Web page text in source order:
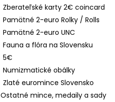
Zberateľské karty 2€ coincard
Pamätné 2-euro Rolky / Rolls
Pamätné 2-euro UNC
Fauna a flóra na Slovensku
5€
Numizmatické obálky
Zlaté euromince Slovensko
Ostatné mince, medaily a sady